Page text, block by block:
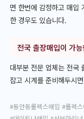
면 한번에 감정하고 매입
한 경우도 있습니다.
전국 출장매입이 가
대부분 전문 업체는 전국
잡고 시계를 준비해두시
#동안동롤렉스매입 #롤렉